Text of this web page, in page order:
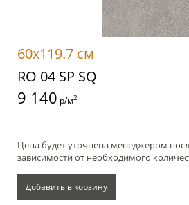
60x119.7 см
RO 04 SP SQ
9 140 р/м2
Цена будет уточнена менеджером
зависимости от необходимого
Добавить в корзину